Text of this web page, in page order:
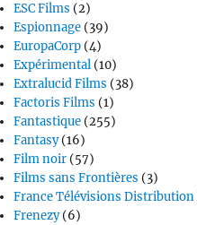
ESC Films (2)
Espionnage (39)
EuropaCorp (4)
Expérimental (10)
Extralucid Films (38)
Factoris Films (1)
Fantastique (255)
Fantasy(16)
Film noir (57)
Films sans Frontières (3)
France Télévisions Distribution
Frenezy(6)